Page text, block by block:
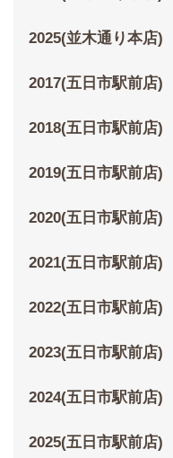
2025(並木通り本店)
2017(五日市駅前店)
2018(五日市駅前店)
2019(五日市駅前店)
2020(五日市駅前店)
2021(五日市駅前店)
2022(五日市駅前店)
2023(五日市駅前店)
2024(五日市駅前店)
2025(五日市駅前店)